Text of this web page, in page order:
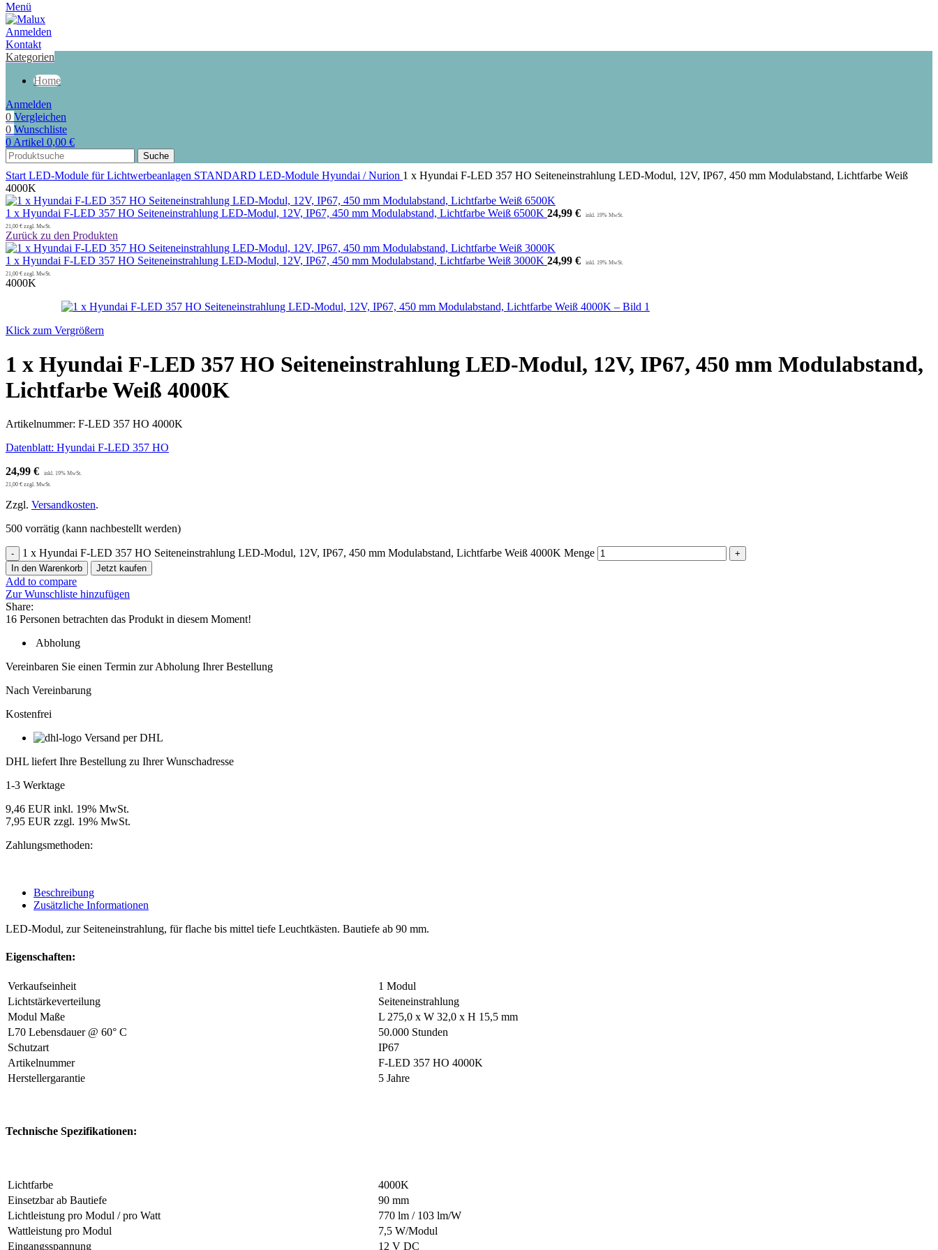
Menü
Anmelden
Kontakt
Kategorien
Home
Anmelden
0 Vergleichen
0 Wunschliste
0 Artikel 0,00 €
Suche
Start LED-Module für Lichtwerbeanlagen STANDARD LED-Module Hyundai / Nurion 1 x Hyundai F-LED 357 HO Seiteneinstrahlung LED-Modul, 12V, IP67, 450 mm Modulabstand, Lichtfarbe Weiß
4000K
1 x Hyundai F-LED 357 HO Seiteneinstrahlung LED-Modul, 12V, IP67, 450 mm Modulabstand, Lichtfarbe Weiß 6500K 24,99 €
21,00 € zzgl. MwSt.
Zurück zu den Produkten
1 x Hyundai F-LED 357 HO Seiteneinstrahlung LED-Modul, 12V, IP67, 450 mm Modulabstand, Lichtfarbe Weiß 3000K 24,99 €
21,00 € zzgl. MwSt.
4000K
Klick zum Vergrößern
1 x Hyundai F-LED 357 HO Seiteneinstrahlung LED-Modul, 12V, IP67, 450 mm Modulabstand,
Lichtfarbe Weiß 4000K
Artikelnummer: F-LED 357 HO 4000K
Datenblatt: Hyundai F-LED 357 HO
24,99 €
21,00 € zzgl. MwSt.
Zzgl. Versandkosten.
500 vorrätig (kann nachbestellt werden)
1 x Hyundai F-LED 357 HO Seiteneinstrahlung LED-Modul, 12V, IP67, 450 mm Modulabstand, Lichtfarbe Weiß 4000K Menge
In den Warenkorb Jetzt kaufen
Add to compare
Zur Wunschliste hinzufügen
Share:
16 Personen betrachten das Produkt in diesem Moment!
Abholung
Vereinbaren Sie einen Termin zur Abholung Ihrer Bestellung
Nach Vereinbarung
Kostenfrei
Versand per DHL
DHL liefert Ihre Bestellung zu Ihrer Wunschadresse
1-3 Werktage
9,46 EUR inkl. 19% MwSt.
7,95 EUR zzgl. 19% MwSt.
Zahlungsmethoden:
Beschreibung
Zusätzliche Informationen
LED-Modul, zur Seiteneinstrahlung, für flache bis mittel tiefe Leuchtkästen. Bautiefe ab 90 mm.
Eigenschaften:
Verkaufseinheit
1 Modul
Lichtstärkeverteilung
Seiteneinstrahlung
Modul Maße
L 275,0 x W 32,0 x H 15,5 mm
L70 Lebensdauer @ 60° C
50.000 Stunden
Schutzart
IP67
Artikelnummer
F-LED 357 HO 4000K
Herstellergarantie
5 Jahre
Technische Spezifikationen:
Lichtfarbe
4000K
Einsetzbar ab Bautiefe
90 mm
Lichtleistung pro Modul / pro Watt
770 lm / 103 lm/W
Wattleistung pro Modul
7,5 W/Modul
Eingangsspannung
12 V DC